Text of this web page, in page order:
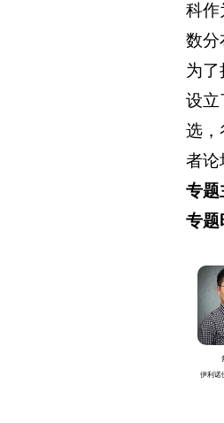
科作
数分
为
设立
选，
者论
专题
专题
伊利诺